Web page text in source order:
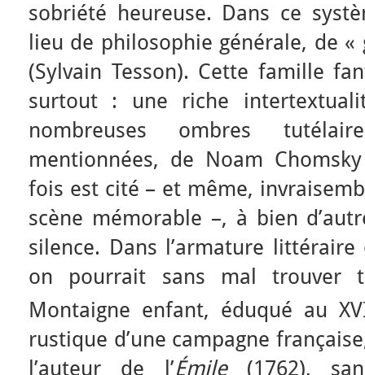
sobriété heureuse. Dans ce
lieu de philosophie générale, de «
(Sylvain Tesson). Cette famille
surtout : une riche
nombreuses ombres
mentionnées, de Noam
fois est cité – et même,
scène mémorable –, à bien
silence. Dans l’armature
on pourrait sans mal trouver
Montaigne enfant, éduqué au
rustique d’une campagne
l’auteur de l’Émile(1762),